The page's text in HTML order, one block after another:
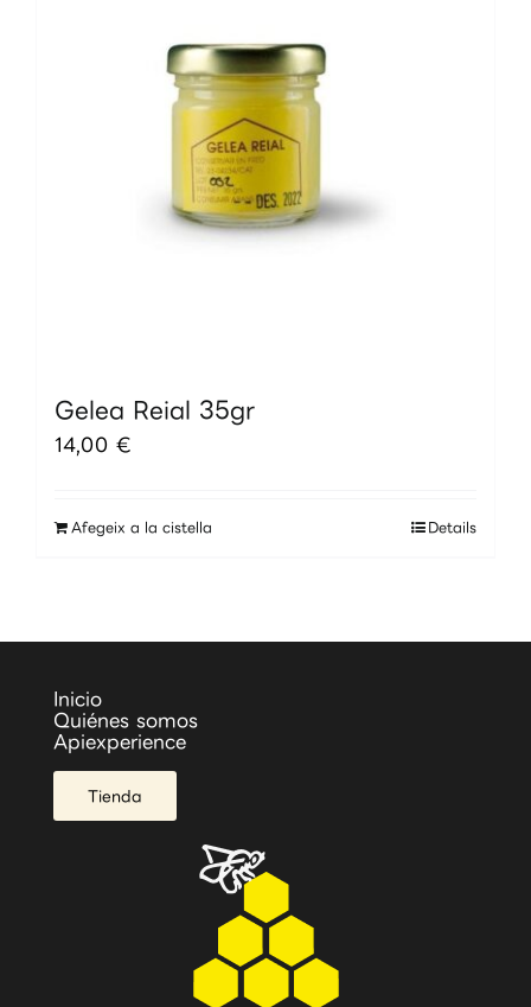
Gelea Reial 35gr
14,00 €
Afegeix a la cistella Details
Inicio
Quiénes somos
Apiexperience
Tienda